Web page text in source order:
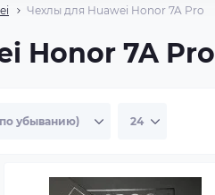
Чехлы для Huawei Honor 7A Pro
Honor 7A Pro